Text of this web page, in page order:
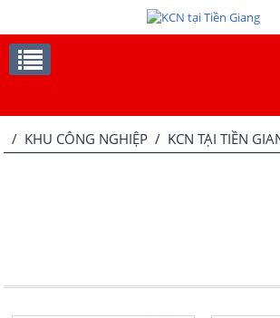
/ KHU CÔNG NGHIỆP / KCN TẠI TIỀN